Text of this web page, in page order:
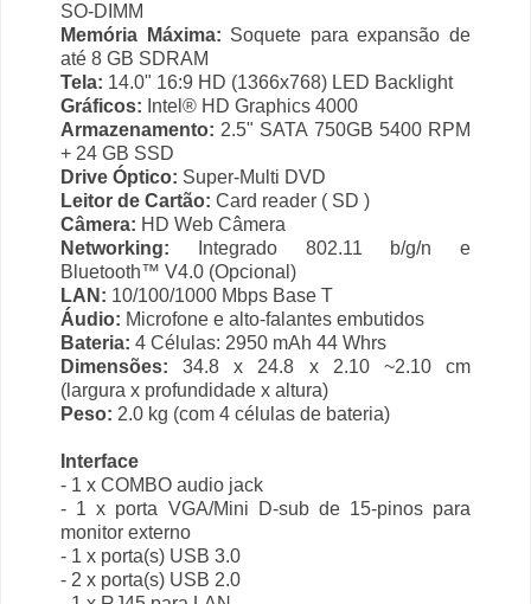
SO-DIMM
Memória Máxima: Soquete para expansão de
até 8 GB SDRAM
Tela: 14.0" 16:9 HD (1366x768) LED Backlight
Gráficos: Intel® HD Graphics 4000
Armazenamento: 2.5" SATA 750GB 5400 RPM
+ 24 GB SSD
Drive Óptico: Super-Multi DVD
Leitor de Cartão: Card reader ( SD )
Câmera: HD Web Câmera
Networking: Integrado 802.11 b/g/n e
Bluetooth™ V4.0 (Opcional)
LAN: 10/100/1000 Mbps Base T
Áudio: Microfone e alto-falantes embutidos
Bateria: 4 Células: 2950 mAh 44 Whrs
Dimensões: 34.8 x 24.8 x 2.10 ~2.10 cm
(largura x profundidade x altura)
Peso: 2.0 kg (com 4 células de bateria)
Interface
- 1 x COMBO audio jack
- 1 x porta VGA/Mini D-sub de 15-pinos para
monitor externo
- 1 x porta(s) USB 3.0
- 2 x porta(s) USB 2.0